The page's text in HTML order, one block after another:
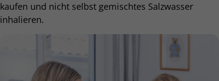
kaufen und nicht selbst gemischtes Salzwasser
inhalieren.